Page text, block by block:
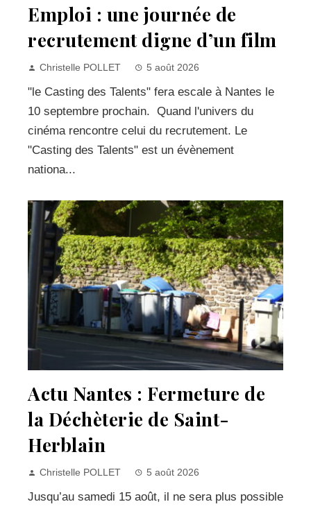
Emploi : une journée de
recrutement digne d’un film
Christelle POLLET 5 août 2026
"le Casting des Talents" fera escale à Nantes le
10 septembre prochain. Quand l'univers du
cinéma rencontre celui du recrutement. Le
"Casting des Talents" est un évènement
nationa...
Actu Nantes : Fermeture de
la Déchèterie de Saint-
Herblain
Christelle POLLET 5 août 2026
Jusqu’au samedi 15 août, il ne sera plus possible